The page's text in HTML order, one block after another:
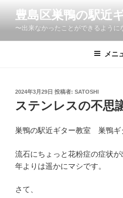
ン
豊島区巣鴨の駅近
〜出来なかったことができるよう
メニ
投
稿
日:
2024年3月29日 投稿者: SATOSHI
ステンレスの不思
巣鴨の駅近ギター教室 巣鴨ギ
流石にちょっと花粉症の症状
年よりは遥かにマシです。
さて、